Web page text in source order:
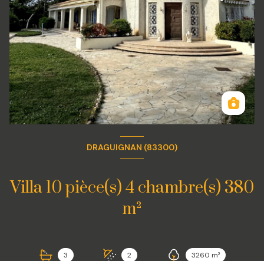
DRAGUIGNAN (83300)
Villa 10 pièce(s) 4 chambre(s) 380
m²
3 2 3260 m²